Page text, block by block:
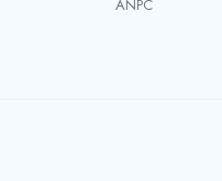
ANPC